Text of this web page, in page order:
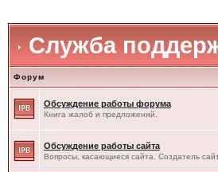
Служба
Форум
Обсуждение работы форума
Книга жалоб и предложений.
Обсуждение работы сайта
Вопросы, касающиеся сайта. Создатель